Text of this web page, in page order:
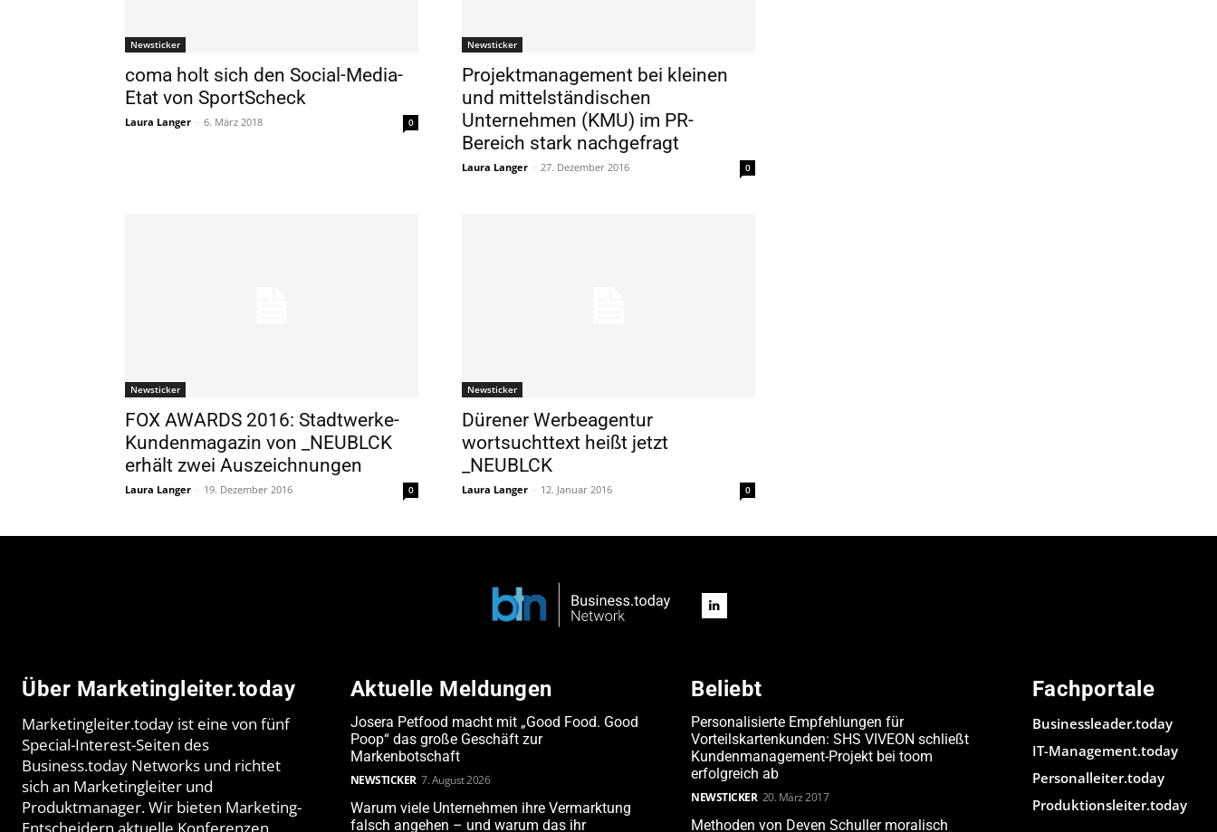
Newsticker
coma holt sich den Social-Media-
Etat von SportScheck
Laura Langer - 6. März 2018 0
Newsticker
Projektmanagement bei kleinen
und mittelständischen
Unternehmen (KMU) im PR-
Bereich stark nachgefragt
Laura Langer - 27. Dezember 2016 0
Newsticker
FOX AWARDS 2016: Stadtwerke-
Kundenmagazin von _NEUBLCK
erhält zwei Auszeichnungen
Laura Langer - 19. Dezember 2016 0
Newsticker
Dürener Werbeagentur
wortsuchttext heißt jetzt
_NEUBLCK
Laura Langer - 12. Januar 2016 0
Über Marketingleiter.today
Marketingleiter.today ist eine von fünf
Special-Interest-Seiten des
Business.today Networks und richtet
sich an Marketingleiter und
Produktmanager. Wir bieten Marketing-
Aktuelle Meldungen
Josera Petfood macht mit „Good Food. Good
Poop“ das große Geschäft zur
Markenbotschaft
NEWSTICKER 7. August 2026
Warum viele Unternehmen ihre Vermarktung
falsch angehen – und warum das ihr
Beliebt
Personalisierte Empfehlungen für
Vorteilskartenkunden: SHS VIVEON schließt
Kundenmanagement-Projekt bei toom
erfolgreich ab
NEWSTICKER 20. März 2017
Methoden von Deven Schuller moralisch
Fachportale
Businessleader.today
IT-Management.today
Personalleiter.today
Produktionsleiter.today